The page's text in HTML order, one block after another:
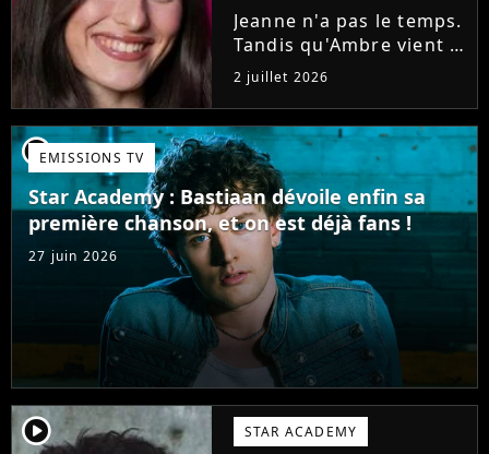
Jeanne n'a pas le temps.
Tandis qu'Ambre vient à
peine de dévoiler son
premier single, l'ex-
candidate de la Star
Academy s'apprête à
sortir un troisième titre
(Les règles) et vient...
2 juillet 2026
player2EMISSIONS TV
Star Academy : Bastiaan dévoile enfin sa
première chanson, et on est déjà fans !
27 juin 2026
player2 STAR ACADEMY